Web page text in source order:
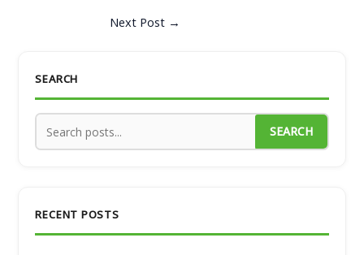
Next Post →
SEARCH
SEARCH
RECENT POSTS